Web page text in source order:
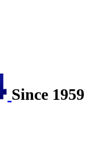
Since 1959